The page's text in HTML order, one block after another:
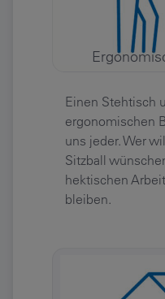
Einen Stehtisch
ergonomischen
uns jeder. Wer
Sitzball
hektischen
bleiben.